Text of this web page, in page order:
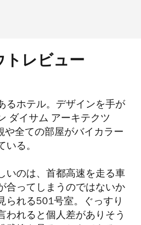
トレビュー
るホテル。デザインを手が
ダイサム アーキテクツ
や全ての部屋がバイカラー
いる。
いのは、首都高速を走る車
合ってしまうのではないか
られる501号室。ぐっすり
われると個人差がありそう